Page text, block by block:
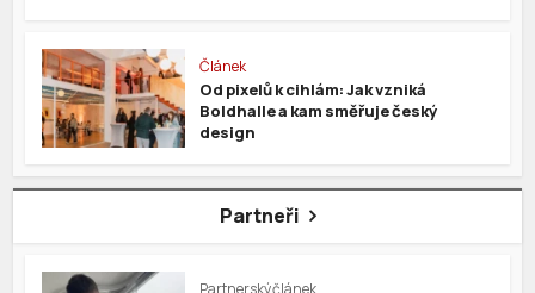
Článek
Od pixelů k cihlám: Jak vzniká
Boldhalle a kam směřuje český
design
Partneři
Partnerský článek